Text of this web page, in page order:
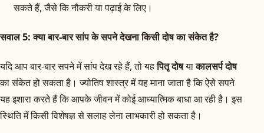
सकते हैं, जैसे कि नौकरी या पढ़ाई के लिए।
सवाल 5: क्या बार-बार सांप के सपने देखना किसी दोष का संकेत है?
यदि आप बार-बार सपने में सांप देख रहे हैं, तो यहपितृ दोषयाकालसर्प दोष
का संकेत हो सकता है। ज्योतिष शास्त्र में यह माना जाता है कि ऐसे सपने
यह इशारा करते हैं कि आपके जीवन में कोई आध्यात्मिक बाधा आ रही है। इस
स्थिति में किसी विशेषज्ञ से सलाह लेना लाभकारी हो सकता है।